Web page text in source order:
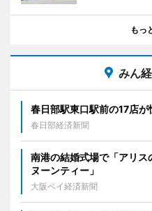
もっ
みん
春日部駅東口駅前の17店
春日部経済新聞
南港の結婚式場で「アリス
ヌーンティー」
大阪ベイ経済新聞